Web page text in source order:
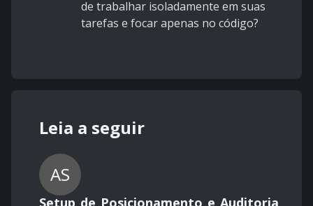
de trabalhar isoladamente em suas
tarefas e focar apenas no código?
Leia a seguir
AS
Setup_de_Posicionamento_e_Auditoria